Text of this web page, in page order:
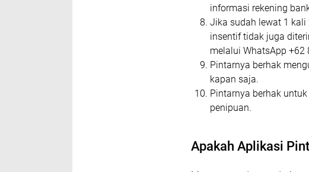
informasi rekening
Jika sudah lewat 1
insentif tidak juga
melalui WhatsApp +62
Pintarnya berhak
kapan saja.
Pintarnya berhak
penipuan.
Apakah Aplikasi